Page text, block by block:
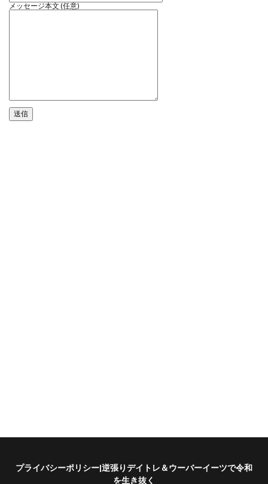
メッセージ本文 (任意)
プライバシーポリシー|逆張りデイトレ＆ウーバーイーツで令和
を生き抜く